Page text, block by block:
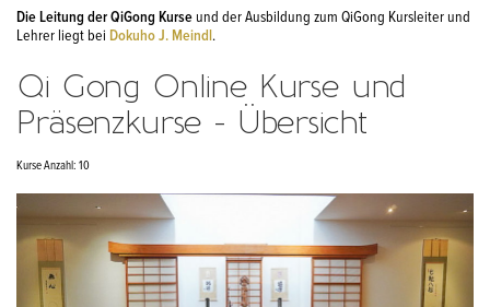
Die Leitung der QiGong Kurse und der Ausbildung zum QiGong Kursleiter und
Lehrer liegt bei Dokuho J. Meindl.
Qi Gong­ Online Kurse und
Präsenzkurse - Übersicht
Kurse Anzahl: 10